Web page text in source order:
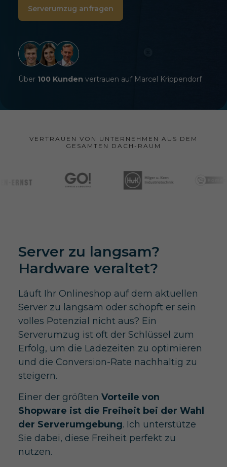
Serverumzug anfragen
Über 100 Kunden vertrauen auf Marcel Krippendorf
VERTRAUEN VON UNTERNEHMEN AUS DEM
GESAMTEN DACH-RAUM
Server zu langsam?
Hardware veraltet?
Läuft Ihr Onlineshop auf dem aktuellen
Server zu langsam oder schöpft er sein
volles Potenzial nicht aus? Ein
Serverumzug ist oft der Schlüssel zum
Erfolg, um die Ladezeiten zu optimieren
und die Conversion-Rate nachhaltig zu
steigern.
Einer der größten Vorteile von
Shopware ist die Freiheit bei der Wahl
der Serverumgebung. Ich unterstütze
Sie dabei, diese Freiheit perfekt zu
nutzen.